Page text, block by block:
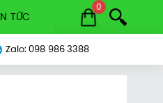
TỨC
0
Zalo: 098 986 3388